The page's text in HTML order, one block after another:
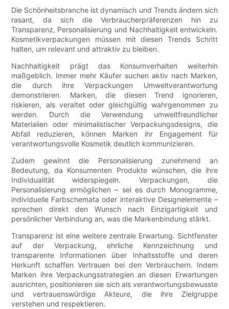
Die Schönheitsbranche ist dynamisch und Trends ändern sich
rasant, da sich die Verbraucherpräferenzen hin zu
Transparenz, Personalisierung und Nachhaltigkeit entwickeln.
Kosmetikverpackungen müssen mit diesen Trends Schritt
halten, um relevant und attraktiv zu bleiben.
Nachhaltigkeit prägt das Konsumverhalten weiterhin
maßgeblich. Immer mehr Käufer suchen aktiv nach Marken,
die durch ihre Verpackungen Umweltverantwortung
demonstrieren. Marken, die diesen Trend ignorieren,
riskieren, als veraltet oder gleichgültig wahrgenommen zu
werden. Durch die Verwendung umweltfreundlicher
Materialien oder minimalistischer Verpackungsdesigns, die
Abfall reduzieren, können Marken ihr Engagement für
verantwortungsvolle Kosmetik deutlich kommunizieren.
Zudem gewinnt die Personalisierung zunehmend an
Bedeutung, da Konsumenten Produkte wünschen, die ihre
Individualität widerspiegeln. Verpackungen, die
Personalisierung ermöglichen – sei es durch Monogramme,
individuelle Farbschemata oder interaktive Designelemente –
sprechen direkt den Wunsch nach Einzigartigkeit und
persönlicher Verbindung an, was die Markenbindung stärkt.
Transparenz ist eine weitere zentrale Erwartung. Sichtfenster
auf der Verpackung, ehrliche Kennzeichnung und
transparente Informationen über Inhaltsstoffe und deren
Herkunft schaffen Vertrauen bei den Verbrauchern. Indem
Marken ihre Verpackungsstrategien an diesen Erwartungen
ausrichten, positionieren sie sich als verantwortungsbewusste
und vertrauenswürdige Akteure, die ihre Zielgruppe
verstehen und respektieren.